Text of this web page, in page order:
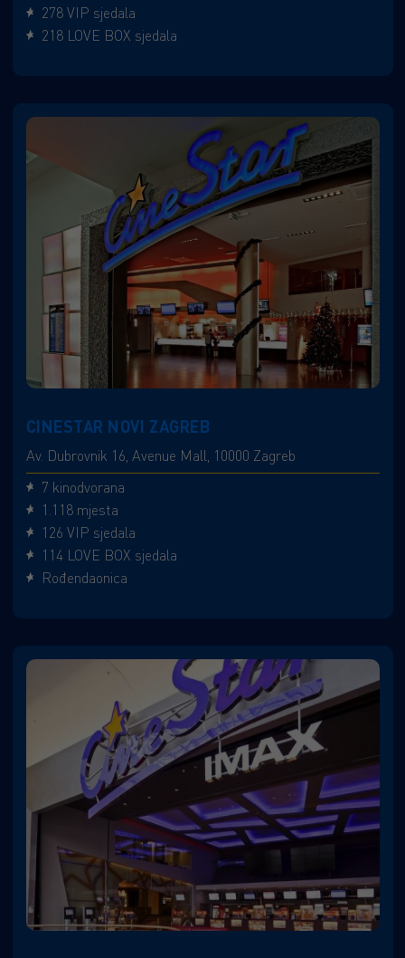
278 VIP sjedala
218 LOVE BOX sjedala
CINESTAR NOVI ZAGREB
Av. Dubrovnik 16, Avenue Mall, 10000 Zagreb
7 kinodvorana
1.118 mjesta
126 VIP sjedala
114 LOVE BOX sjedala
Rođendaonica